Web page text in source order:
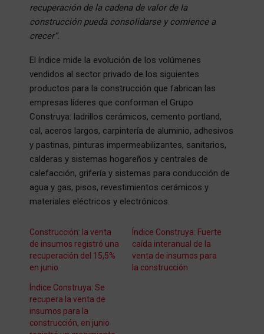
recuperación de la cadena de valor de la
construcción pueda consolidarse y comience a
crecer”.
El índice mide la evolución de los volúmenes
vendidos al sector privado de los siguientes
productos para la construcción que fabrican las
empresas líderes que conforman el Grupo
Construya: ladrillos cerámicos, cemento portland,
cal, aceros largos, carpintería de aluminio, adhesivos
y pastinas, pinturas impermeabilizantes, sanitarios,
calderas y sistemas hogareños y centrales de
calefacción, grifería y sistemas para conducción de
agua y gas, pisos, revestimientos cerámicos y
materiales eléctricos y electrónicos.
Construcción: la venta
de insumos registró una
recuperación del 15,5%
en junio
Índice Construya: Fuerte
caída interanual de la
venta de insumos para
la construcción
Índice Construya: Se
recupera la venta de
insumos para la
construcción, en junio